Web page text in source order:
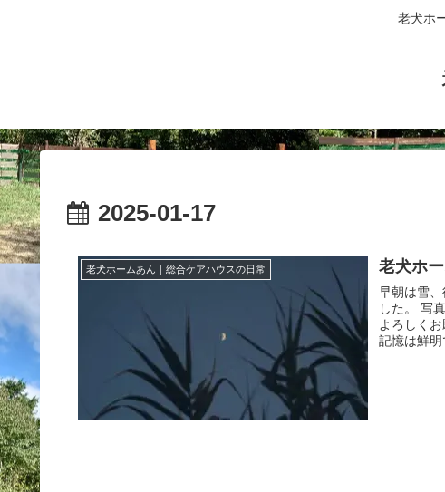
老犬ホ
2025-01-17
老犬ホームあん｜総合ケアハウスの日常 老犬ホ
早朝は雪
した。 写
よろしく
記憶は鮮明